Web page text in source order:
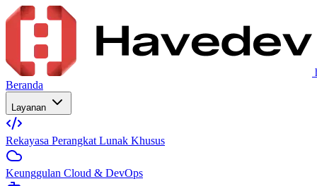
Beranda
Layanan
Rekayasa Perangkat Lunak Khusus
Keunggulan Cloud & DevOps